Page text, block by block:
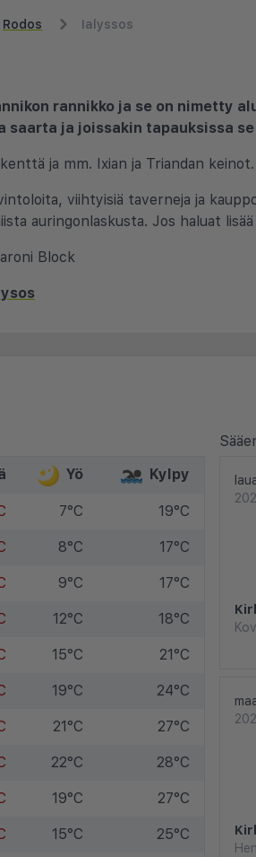
Rodos Ialyssos
rannikko ja se on nimetty
saarta ja joissakin tapauksissa
ja mm. Ixian ja Triandan keinot.
viihtyisiä taverneja ja
auringonlaskusta. Jos haluat
Block
Yö Kylpy
7°C 19°C
8°C 17°C
9°C 17°C
12°C 18°C
15°C 21°C
19°C 24°C
21°C 27°C
22°C 28°C
19°C 27°C
15°C 25°C